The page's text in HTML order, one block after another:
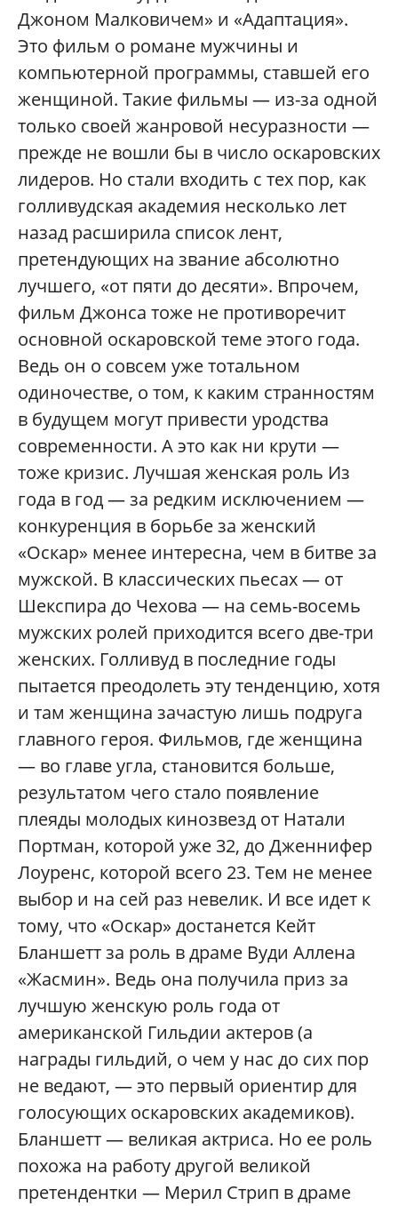
Джоном Малковичем» и «Адаптация».
Это фильм о романе мужчины и
компьютерной программы, ставшей его
женщиной. Такие фильмы — из-за одной
только своей жанровой несуразности —
прежде не вошли бы в число оскаровских
лидеров. Но стали входить с тех пор, как
голливудская академия несколько лет
назад расширила список лент,
претендующих на звание абсолютно
лучшего, «от пяти до десяти». Впрочем,
фильм Джонса тоже не противоречит
основной оскаровской теме этого года.
Ведь он о совсем уже тотальном
одиночестве, о том, к каким странностям
в будущем могут привести уродства
современности. А это как ни крути —
тоже кризис. Лучшая женская роль Из
года в год — за редким исключением —
конкуренция в борьбе за женский
«Оскар» менее интересна, чем в битве за
мужской. В классических пьесах — от
Шекспира до Чехова — на семь-восемь
мужских ролей приходится всего две-три
женских. Голливуд в последние годы
пытается преодолеть эту тенденцию, хотя
и там женщина зачастую лишь подруга
главного героя. Фильмов, где женщина
— во главе угла, становится больше,
результатом чего стало появление
плеяды молодых кинозвезд от Натали
Портман, которой уже 32, до Дженнифер
Лоуренс, которой всего 23. Тем не менее
выбор и на сей раз невелик. И все идет к
тому, что «Оскар» достанется Кейт
Бланшетт за роль в драме Вуди Аллена
«Жасмин». Ведь она получила приз за
лучшую женскую роль года от
американской Гильдии актеров (а
награды гильдий, о чем у нас до сих пор
не ведают, — это первый ориентир для
голосующих оскаровских академиков).
Бланшетт — великая актриса. Но ее роль
похожа на работу другой великой
претендентки — Мерил Стрип в драме